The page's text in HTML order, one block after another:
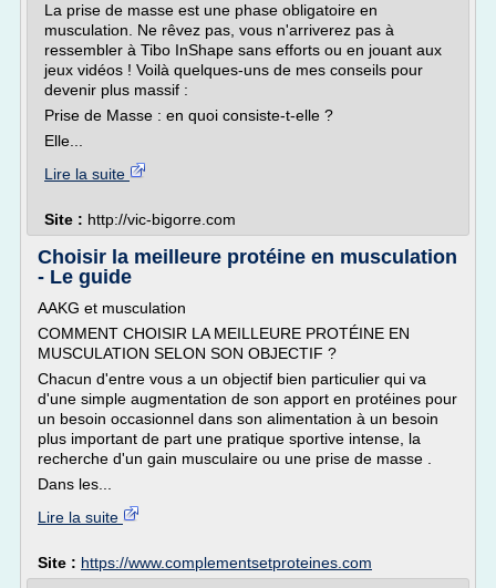
La prise de masse est une phase obligatoire en
musculation. Ne rêvez pas, vous n'arriverez pas à
ressembler à Tibo InShape sans efforts ou en jouant aux
jeux vidéos ! Voilà quelques-uns de mes conseils pour
devenir plus massif :
Prise de Masse : en quoi consiste-t-elle ?
Elle...
Lire la suite
Site : http://vic-bigorre.com
Choisir la meilleure protéine en musculation
- Le guide
AAKG et musculation
COMMENT CHOISIR LA MEILLEURE PROTÉINE EN
MUSCULATION SELON SON OBJECTIF ?
Chacun d'entre vous a un objectif bien particulier qui va
d'une simple augmentation de son apport en protéines pour
un besoin occasionnel dans son alimentation à un besoin
plus important de part une pratique sportive intense, la
recherche d'un gain musculaire ou une prise de masse .
Dans les...
Lire la suite
Site : https://www.complementsetproteines.com